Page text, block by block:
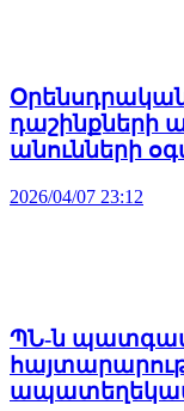
դաշինքների
անունների
2026/04/07 23:12
ՊՆ-ն